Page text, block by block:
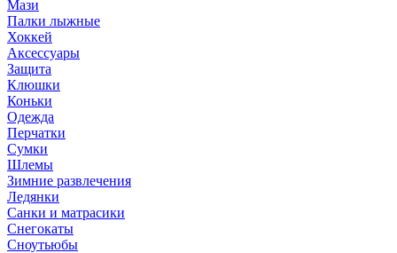
Мази
Палки лыжные
Хоккей
Аксессуары
Защита
Клюшки
Коньки
Одежда
Перчатки
Сумки
Шлемы
Зимние развлечения
Ледянки
Санки и матрасики
Снегокаты
Сноутьюбы